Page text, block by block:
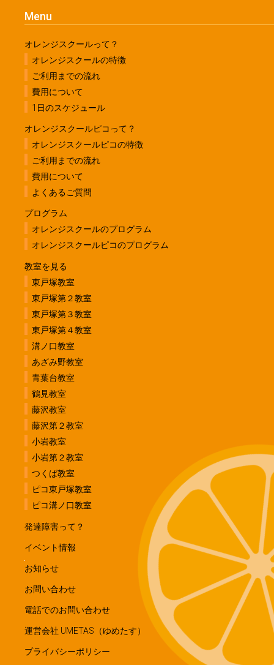
Menu
オレンジスクールって？
オレンジスクールの特徴
ご利用までの流れ
費用について
1日のスケジュール
オレンジスクールピコって？
オレンジスクールピコの特徴
ご利用までの流れ
費用について
よくあるご質問
プログラム
オレンジスクールのプログラム
オレンジスクールピコのプログラム
教室を見る
東戸塚教室
東戸塚第２教室
東戸塚第３教室
東戸塚第４教室
溝ノ口教室
あざみ野教室
青葉台教室
鶴見教室
藤沢教室
藤沢第２教室
小岩教室
小岩第２教室
つくば教室
ピコ東戸塚教室
ピコ溝ノ口教室
発達障害って？
イベント情報
お知らせ
お問い合わせ
電話でのお問い合わせ
運営会社 UMETAS（ゆめたす）
プライバシーポリシー